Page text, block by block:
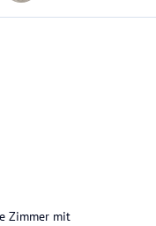
Zimmer mit